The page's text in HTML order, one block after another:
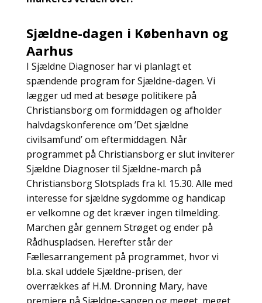
Sjældne-dagen i København og
Aarhus
I Sjældne Diagnoser har vi planlagt et
spændende program for Sjældne-dagen. Vi
lægger ud med at besøge politikere på
Christiansborg om formiddagen og afholder
halvdagskonference om ’Det sjældne
civilsamfund’ om eftermiddagen. Når
programmet på Christiansborg er slut inviterer
Sjældne Diagnoser til Sjældne-march på
Christiansborg Slotsplads fra kl. 15.30. Alle med
interesse for sjældne sygdomme og handicap
er velkomne og det kræver ingen tilmelding.
Marchen går gennem Strøget og ender på
Rådhuspladsen. Herefter står der
Fællesarrangement på programmet, hvor vi
bl.a. skal uddele Sjældne-prisen, der
overrækkes af H.M. Dronning Mary, have